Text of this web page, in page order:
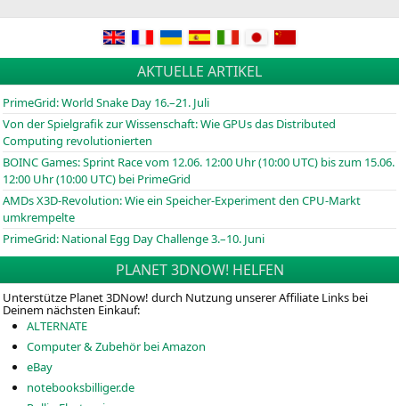
AKTUELLE ARTIKEL
PrimeGrid: World Snake Day 16.–21. Juli
Von der Spielgrafik zur Wissenschaft: Wie GPUs das Distributed
Computing revolutionierten
BOINCGames: Sprint Race vom 12.06. 12:00 Uhr (10:00 UTC) bis zum 15.06.
12:00 Uhr (10:00 UTC) bei PrimeGrid
AMDs X3D-Revolution: Wie ein Speicher-Experiment den CPU-Markt
umkrempelte
PrimeGrid: National Egg Day Challenge 3.–10. Juni
PLANET 3DNOW! HELFEN
Unterstütze Planet 3DNow! durch Nutzung unserer Affiliate Links bei
Deinem nächsten Einkauf:
ALTERNATE
Computer & Zubehör bei Amazon
eBay
notebooksbilliger.de